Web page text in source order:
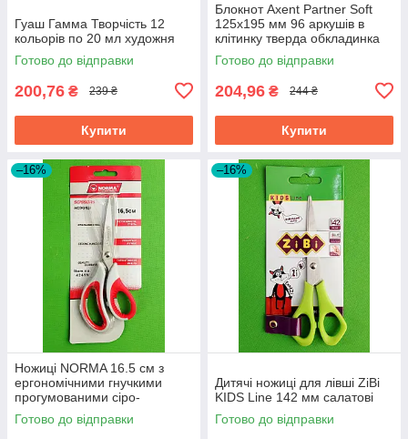
Гуаш Гамма Творчість 12
кольорів по 20 мл художня
Готово до відправки
200,76 ₴ 239 ₴
Купити
Блокнот Axent Partner Soft
125х195 мм 96 аркушів в
клітинку тверда обкладинка
синій
Готово до відправки
204,96 ₴ 244 ₴
Купити
–16%
Ножиці NORMA 16.5 см з
ергономічними гнучкими
прогумованими сіро-
червоними ручками 1.8 мм
Готово до відправки
–16%
Дитячі ножиці для лівші ZiBi
KIDS Line 142 мм салатові
Готово до відправки